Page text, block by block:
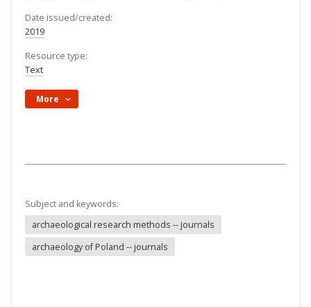
Date issued/created:
2019
Resource type:
Text
More
Subject and keywords:
archaeological research methods -- journals
archaeology of Poland -- journals